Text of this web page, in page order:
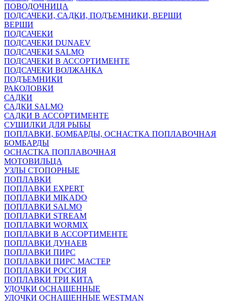
ПОВОДОЧНИЦА
ПОДСАЧЕКИ, САДКИ, ПОДЪЕМНИКИ, ВЕРШИ
ВЕРШИ
ПОДСАЧЕКИ
ПОДСАЧЕКИ DUNAEV
ПОДСАЧЕКИ SALMO
ПОДСАЧЕКИ В АССОРТИМЕНТЕ
ПОДСАЧЕКИ ВОЛЖАНКА
ПОДЪЕМНИКИ
РАКОЛОВКИ
САДКИ
САДКИ SALMO
САДКИ В АССОРТИМЕНТЕ
СУШИЛКИ ДЛЯ РЫБЫ
ПОПЛАВКИ, БОМБАРДЫ, ОСНАСТКА ПОПЛАВОЧНАЯ
БОМБАРДЫ
ОСНАСТКА ПОПЛАВОЧНАЯ
МОТОВИЛЬЦА
УЗЛЫ СТОПОРНЫЕ
ПОПЛАВКИ
ПОПЛАВКИ EXPERT
ПОПЛАВКИ MIKADO
ПОПЛАВКИ SALMO
ПОПЛАВКИ STREAM
ПОПЛАВКИ WORMIX
ПОПЛАВКИ В АССОРТИМЕНТЕ
ПОПЛАВКИ ДУНАЕВ
ПОПЛАВКИ ПИРС
ПОПЛАВКИ ПИРС МАСТЕР
ПОПЛАВКИ РОССИЯ
ПОПЛАВКИ ТРИ КИТА
УДОЧКИ ОСНАЩЕННЫЕ
УДОЧКИ ОСНАЩЕННЫЕ WESTMAN